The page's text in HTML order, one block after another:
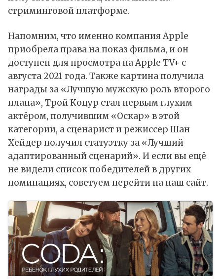
стриминговой платформе.
Напомним, что именно компания Apple
приобрела права на показ фильма, и он
доступен для просмотра на Apple TV+ с
августа 2021 года. Также картина получила
награды за «Лучшую мужскую роль второго
плана», Трой Коцур стал первым глухим
актёром, получившим «Оскар» в этой
категории, а сценарист и режиссер Шан
Хейдер получил статуэтку за «Лучший
адаптированный сценарий». И если вы ещё
не видели список победителей в других
номинациях, советуем перейти на наш сайт.